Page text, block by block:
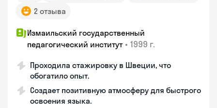
2 отзыва
Измаильский государственный
педагогический институт • 1999 г.
Проходила стажировку в Швеции, что
обогатило опыт.
Создает позитивную атмосферу для быстрого
освоения языка.